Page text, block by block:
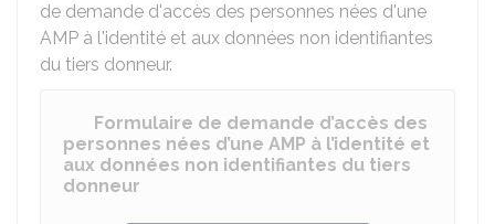
de demande d'accès des personnes nées d'une
AMP à l'identité et aux données non identifiantes
du tiers donneur.
Formulaire de demande d’accès des
personnes nées d’une AMP à l’identité et
aux données non identifiantes du tiers
donneur